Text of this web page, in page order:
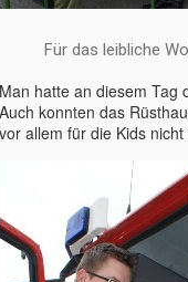
Für das leibliche
Man hatte an diesem Tag
Auch konnten das
vor allem für die Kids